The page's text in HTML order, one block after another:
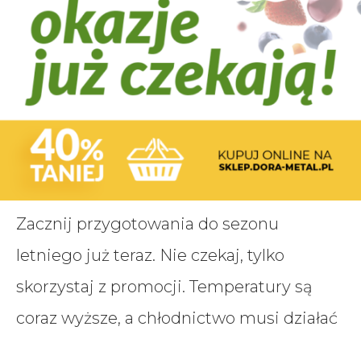
Zacznij przygotowania do sezonu
letniego już teraz. Nie czekaj, tylko
skorzystaj z promocji. Temperatury są
coraz wyższe, a chłodnictwo musi działać